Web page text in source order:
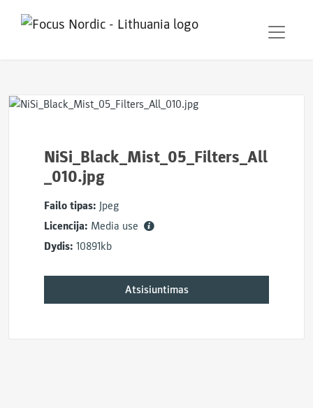
NiSi_Black_Mist_05_Filters_All
_010.jpg
Failo tipas: Jpeg
Licencija: Media use
Dydis: 10891kb
Atsisiuntimas